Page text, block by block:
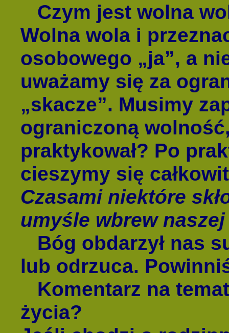
Czym jest wolna
Wolna wola i
osobowego „ja”, a
uważamy się za
„skacze”. Musimy
ograniczoną
praktykował? Po
cieszymy się
Czasami niektóre
umyśle wbrew
Bóg obdarzył nas
lub odrzuca.
Komentarz na
życia?